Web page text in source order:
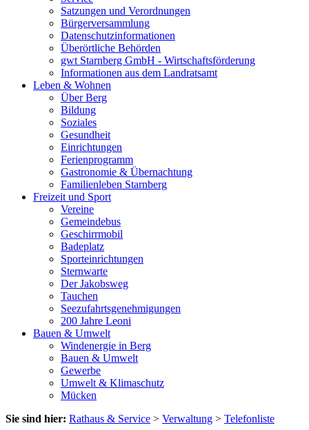
Satzungen und Verordnungen
Bürgerversammlung
Datenschutzinformationen
Überörtliche Behörden
gwt Starnberg GmbH - Wirtschaftsförderung
Informationen aus dem Landratsamt
Leben & Wohnen
Über Berg
Bildung
Soziales
Gesundheit
Einrichtungen
Ferienprogramm
Gastronomie & Übernachtung
Familienleben Starnberg
Freizeit und Sport
Vereine
Gemeindebus
Geschirrmobil
Badeplatz
Sporteinrichtungen
Sternwarte
Der Jakobsweg
Tauchen
Seezufahrtsgenehmigungen
200 Jahre Leoni
Bauen & Umwelt
Windenergie in Berg
Bauen & Umwelt
Gewerbe
Umwelt & Klimaschutz
Mücken
Sie sind hier: Rathaus & Service > Verwaltung > Telefonliste